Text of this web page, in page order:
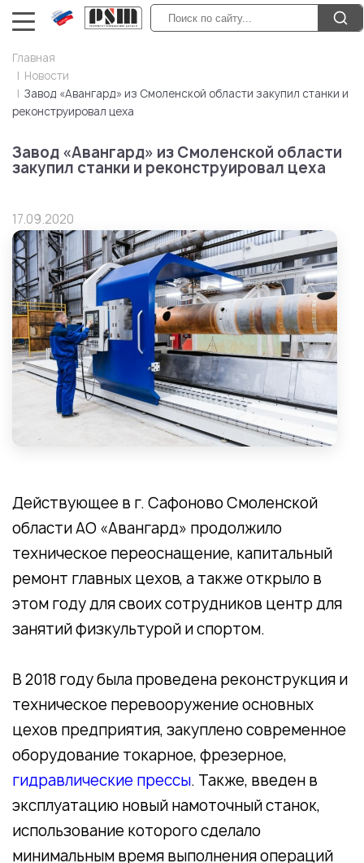
Главная
Новости
Завод «Авангард» из Смоленской области закупил станки и
реконструировал цеха
Завод «Авангард» из Смоленской области
закупил станки и реконструировал цеха
17.09.2020
Действующее в г. Сафоново Смоленской
области АО «Авангард» продолжило
техническое переоснащение, капитальный
ремонт главных цехов, а также открыло в
этом году для своих сотрудников центр для
занятий физкультурой и спортом.
В 2018 году была проведена реконструкция и
техническое перевооружение основных
цехов предприятия, закуплено современное
оборудование токарное, фрезерное,
гидравлические прессы. Также, введен в
эксплуатацию новый намоточный станок,
использование которого сделало
минимальным время выполнения операций